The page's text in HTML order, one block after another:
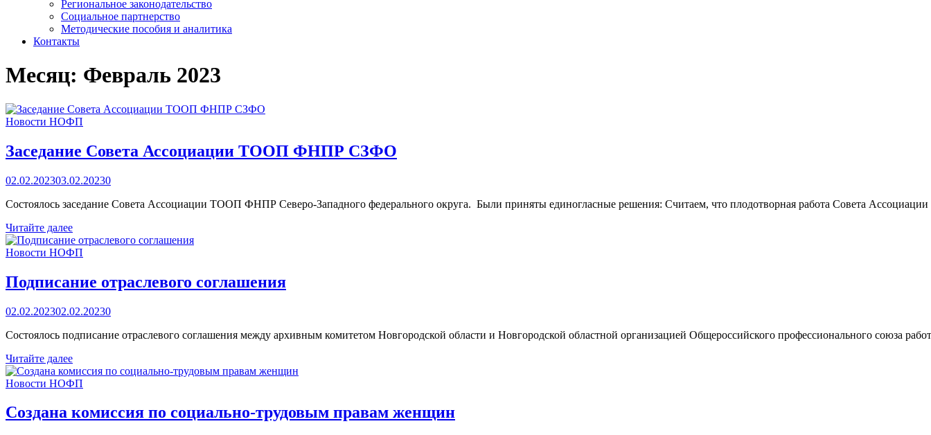
Региональное законодательство
Социальное партнерство
Методические пособия и аналитика
Контакты
Месяц: Февраль 2023
Новости НОФП
Заседание Совета Ассоциации ТООП ФНПР СЗФО
02.02.202303.02.20230
Состоялось заседание Совета Ассоциации ТООП ФНПР Северо-Западного федерального округа. Были приняты единогласные решения: Считаем, что плодотворная работа Совета
Заседание
Совета
Ассоциации
ФНПР
СЗФО
Читайте далее
Новости НОФП
Подписание отраслевого соглашения
02.02.202302.02.20230
Состоялось подписание отраслевого соглашения между архивным комитетом Новгородской области и Новгородской областной организацией Общероссийского профессионального союза
Подписание
отраслевого
соглашения
Читайте далее
Новости НОФП
Создана комиссия по социально-трудовым правам женщин